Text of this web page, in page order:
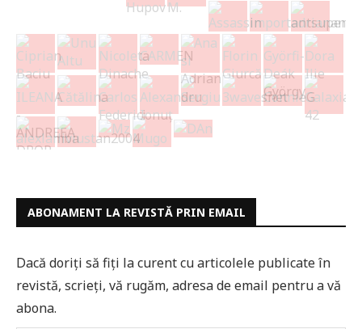
ABONAMENT LA REVISTĂ PRIN EMAIL
Dacă doriți să fiți la curent cu articolele publicate în
revistă, scrieți, vă rugăm, adresa de email pentru a vă
abona.